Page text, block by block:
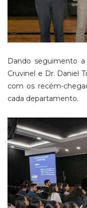
Dando seguimento
Cruvinel e Dr. Daniel
com os recém-
cada departamento.